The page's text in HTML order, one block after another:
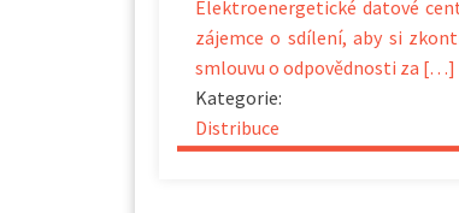
Elektroenergetické datové
zájemce o sdílení, aby si
smlouvu o odpovědnosti za […]
Kategorie:
Distribuce